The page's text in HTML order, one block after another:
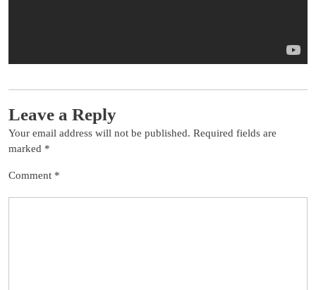
Leave a Reply
Your email address will not be published. Required fields are
marked *
Comment *